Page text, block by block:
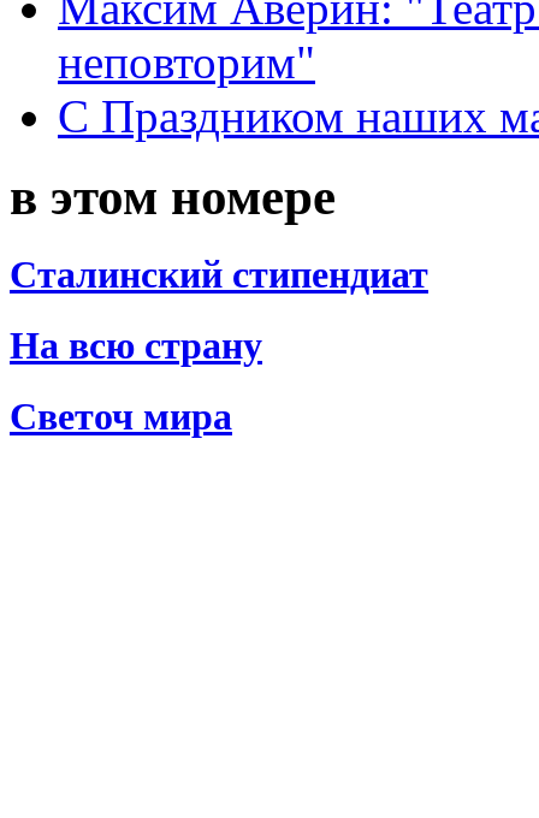
неповторим"
С Праздником наших
в этом номере
Сталинский стипендиат
На всю страну
Светоч мира